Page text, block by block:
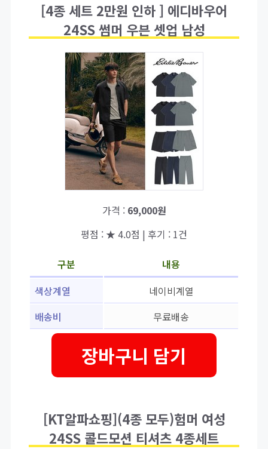
[4종 세트 2만원 인하 ] 에디바우어
24SS 썸머 우븐 셋업 남성
가격 : 69,000원
평점 : ★ 4.0점 | 후기 : 1건
구분
내용
색상계열
네이비계열
배송비
무료배송
장바구니 담기
[KT알파쇼핑](4종 모두)험머 여성
24SS 콜드모션 티셔츠 4종세트